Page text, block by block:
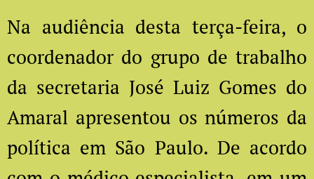
Na audiência desta terça-feira, o
coordenador do grupo de trabalho
da secretaria José Luiz Gomes do
Amaral apresentou os números da
política em São Paulo. De acordo